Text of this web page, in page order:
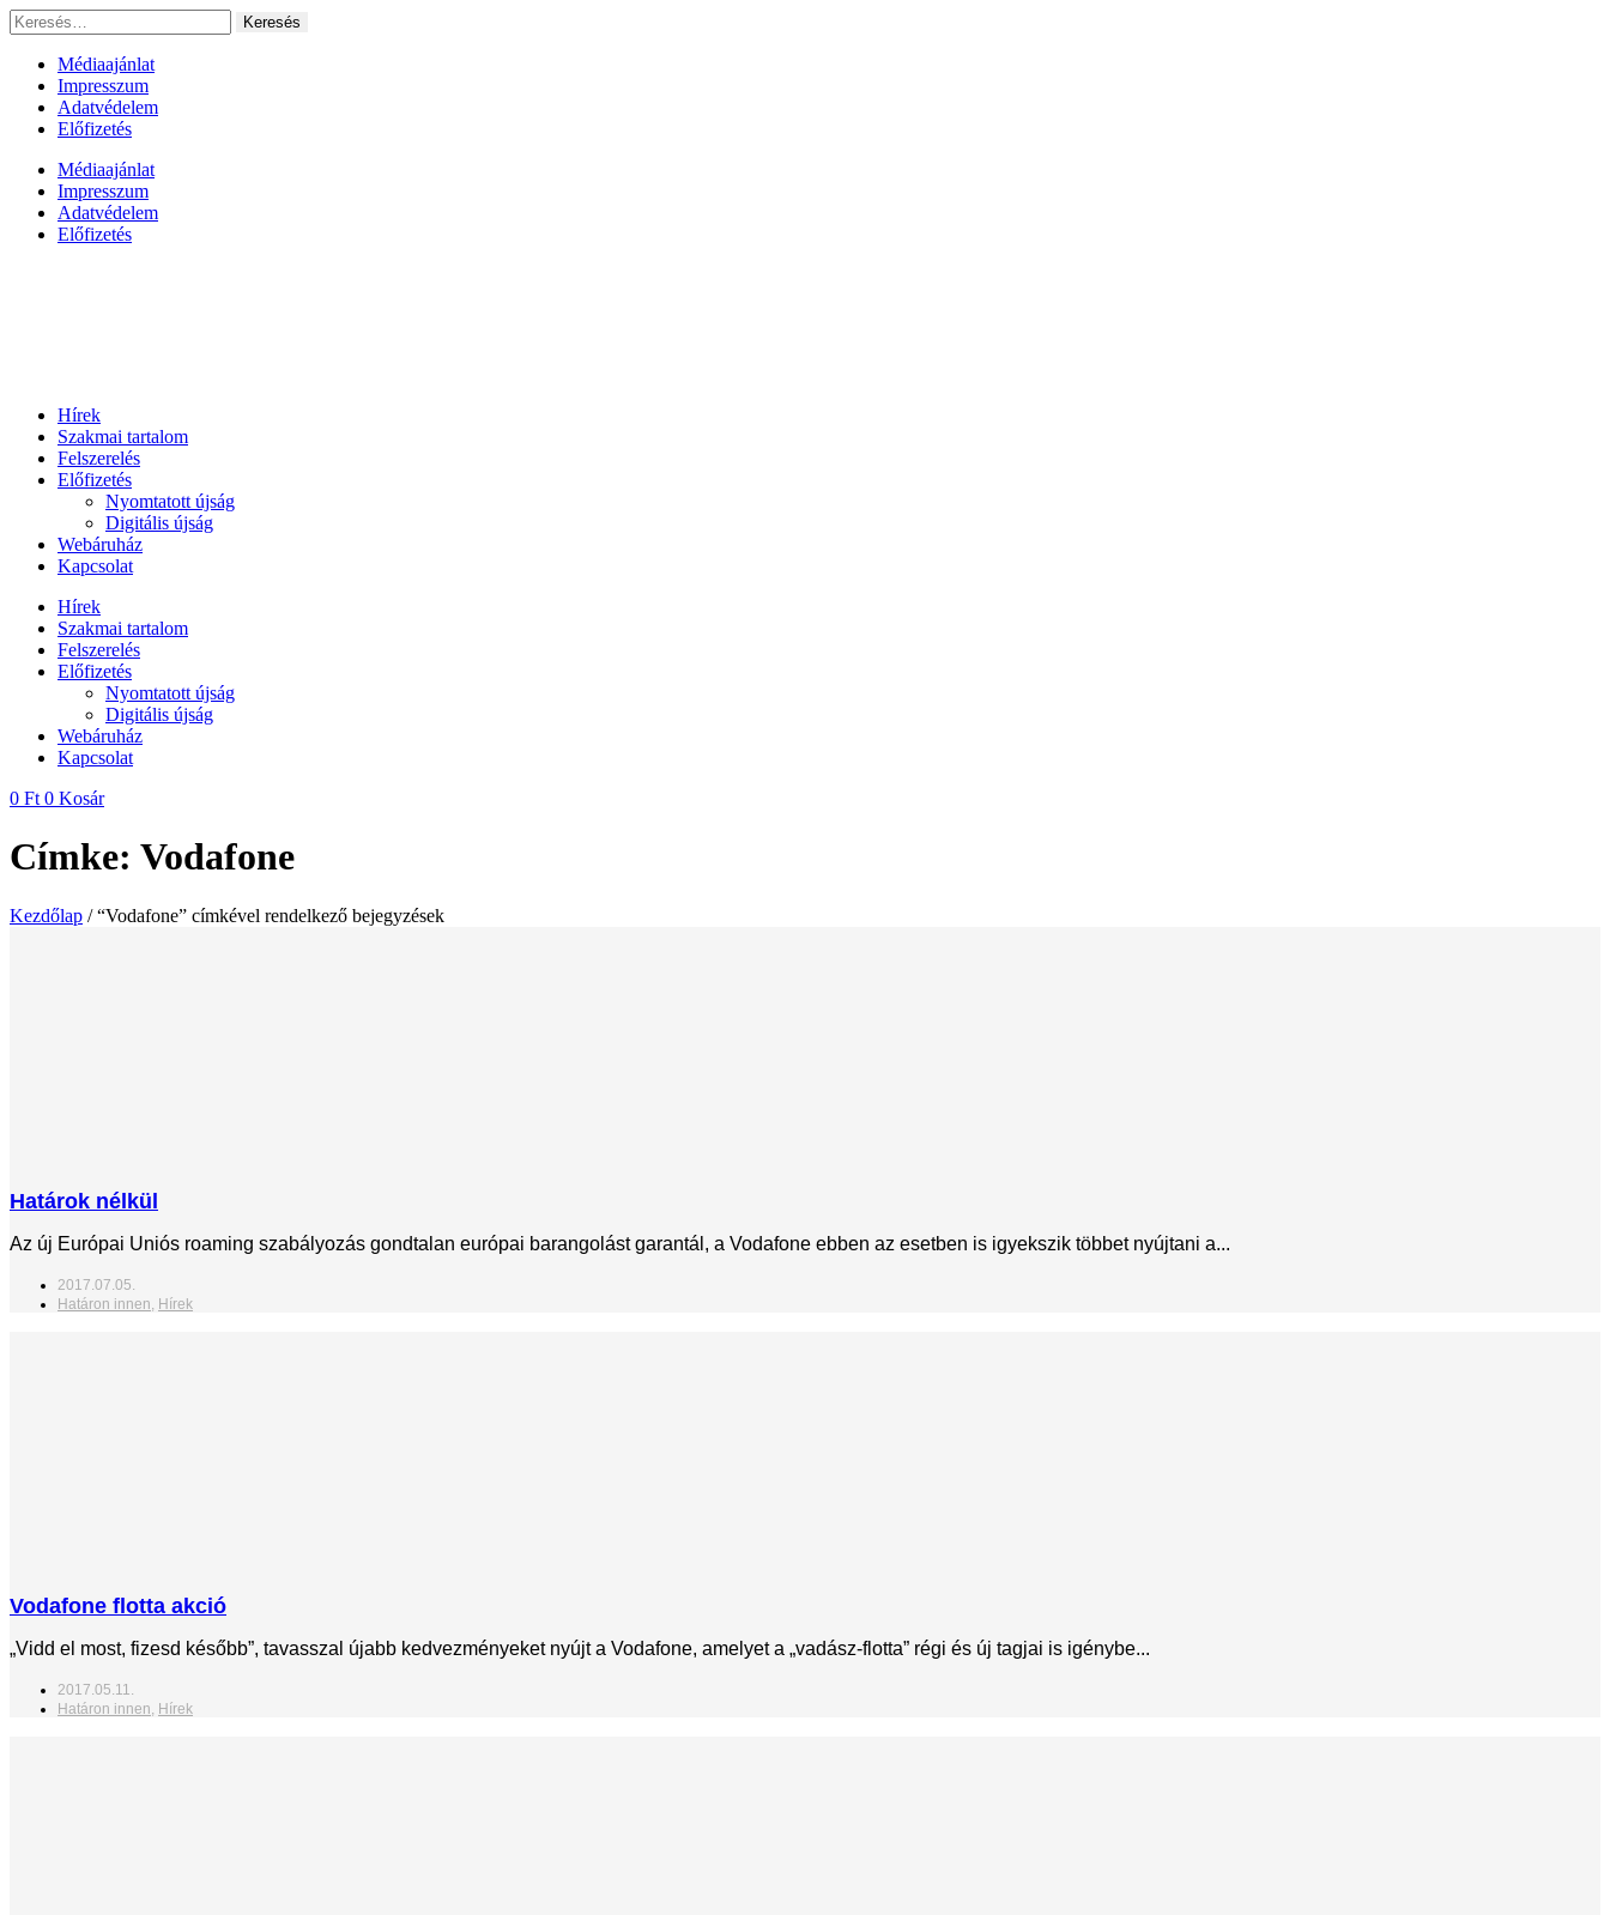
Ugrás
a
tartalomhoz
Keresés:
Médiaajánlat
Impresszum
Adatvédelem
Előfizetés
Médiaajánlat
Impresszum
Adatvédelem
Előfizetés
Hírek
Szakmai tartalom
Felszerelés
Előfizetés
Nyomtatott újság
Digitális újság
Webáruház
Kapcsolat
Hírek
Szakmai tartalom
Felszerelés
Előfizetés
Nyomtatott újság
Digitális újság
Webáruház
Kapcsolat
0 Ft 0 Kosár
Címke: Vodafone
Kezdőlap / “Vodafone” címkével rendelkező bejegyzések
Határok nélkül
Az új Európai Uniós roaming szabályozás gondtalan európai barangolást garantál, a Vodafone ebben az esetben is igyekszik többet nyújtani a...
2017.07.05.
Határon innen, Hírek
Vodafone flotta akció
„Vidd el most, fizesd később”, tavasszal újabb kedvezményeket nyújt a Vodafone, amelyet a „vadász-flotta” régi és új tagjai is igénybe...
2017.05.11.
Határon innen Hírek